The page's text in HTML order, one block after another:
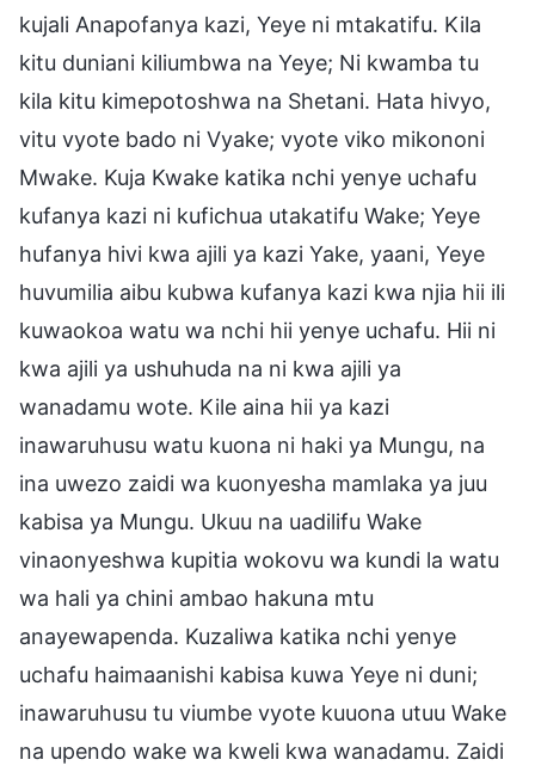
kujali Anapofanya kazi, Yeye ni mtakatifu. Kila
kitu duniani kiliumbwa na Yeye; Ni kwamba tu
kila kitu kimepotoshwa na Shetani. Hata hivyo,
vitu vyote bado ni Vyake; vyote viko mikononi
Mwake. Kuja Kwake katika nchi yenye uchafu
kufanya kazi ni kufichua utakatifu Wake; Yeye
hufanya hivi kwa ajili ya kazi Yake, yaani, Yeye
huvumilia aibu kubwa kufanya kazi kwa njia hii ili
kuwaokoa watu wa nchi hii yenye uchafu. Hii ni
kwa ajili ya ushuhuda na ni kwa ajili ya
wanadamu wote. Kile aina hii ya kazi
inawaruhusu watu kuona ni haki ya Mungu, na
ina uwezo zaidi wa kuonyesha mamlaka ya juu
kabisa ya Mungu. Ukuu na uadilifu Wake
vinaonyeshwa kupitia wokovu wa kundi la watu
wa hali ya chini ambao hakuna mtu
anayewapenda. Kuzaliwa katika nchi yenye
uchafu haimaanishi kabisa kuwa Yeye ni duni;
inawaruhusu tu viumbe vyote kuuona utuu Wake
na upendo wake wa kweli kwa wanadamu. Zaidi